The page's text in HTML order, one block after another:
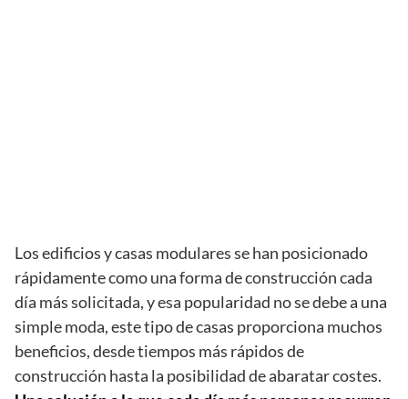
Los edificios y casas modulares se han posicionado
rápidamente como una forma de construcción cada
día más solicitada, y esa popularidad no se debe a una
simple moda, este tipo de casas proporciona muchos
beneficios, desde tiempos más rápidos de
construcción hasta la posibilidad de abaratar costes.